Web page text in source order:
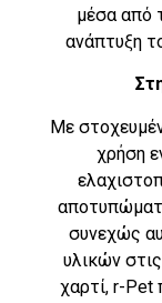
μέσα από
ανάπτυξη
Με
χρήση
συνεχώς
υλικών
χαρτί, r-Pet